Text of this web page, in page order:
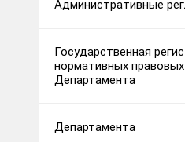
Административные
Государственная
нормативных
Департамента
Департамента